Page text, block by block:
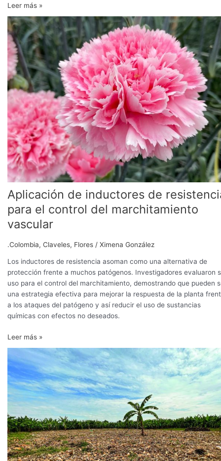
Leer más »
Aplicación de inductores de
para el control del marchitamiento
vascular
.Colombia, Claveles, Flores / Ximena González
Los inductores de resistencia asoman como una alternativa de
protección frente a muchos patógenos. Investigadores evaluaron
uso para el control del marchitamiento, demostrando que pueden
una estrategia efectiva para mejorar la respuesta de la planta
a los ataques del patógeno y así reducir el uso de sustancias
químicas con efectos no deseados.
Aplicación
de
inductores
de
resistencia
para
el
control
del
marchitamiento
vascular
Leer más »
continente
en
alerta